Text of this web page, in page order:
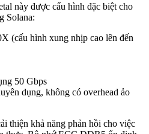
này được cấu hình đặc biệt cho
Solana:
(cấu hình xung nhịp cao lên đến
50 Gbps
dụng, không có overhead ảo
thiện khả năng phản hồi cho việc